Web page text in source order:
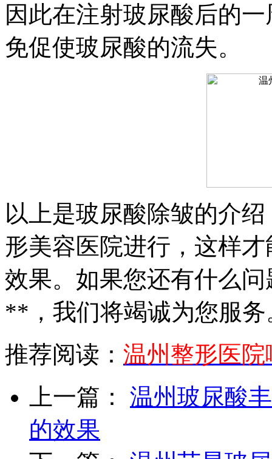
因此在注射玻尿酸后的
免促使玻尿酸的流失。
以上是玻尿酸除皱的介
形美容医院进行，这样
效果。如果您还有什么
**，我们将竭诚为您服务
推荐阅读： 温州整形医院
上一篇：
温州玻尿酸
的效果